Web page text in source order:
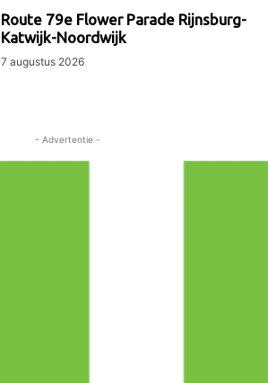
Route 79e Flower Parade Rijnsburg-
Katwijk-Noordwijk
7 augustus 2026
- Advertentie -